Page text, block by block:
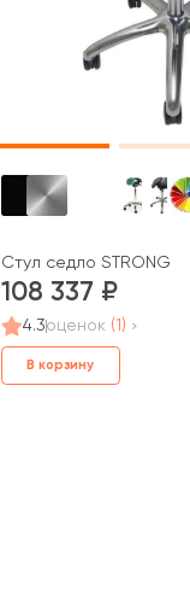
Стул седло STRONG
108 337
4.3оценок (1)
В корзину